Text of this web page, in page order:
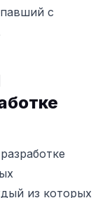
с
из которых